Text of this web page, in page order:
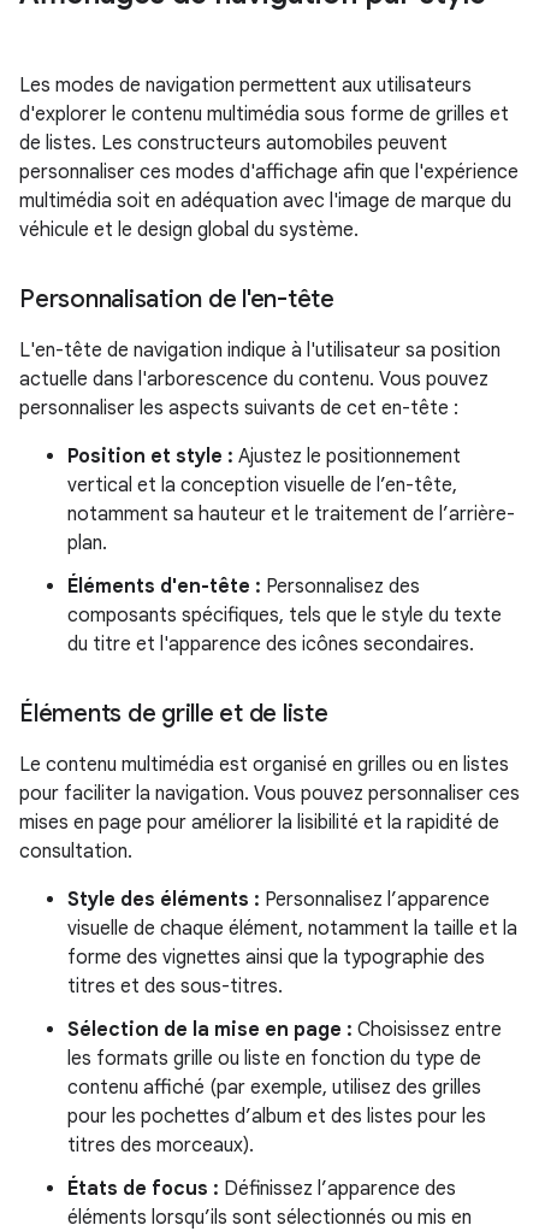
Les modes de navigation permettent aux utilisateurs
d'explorer le contenu multimédia sous forme de grilles et
de listes. Les constructeurs automobiles peuvent
personnaliser ces modes d'affichage afin que l'expérience
multimédia soit en adéquation avec l'image de marque du
véhicule et le design global du système.
Personnalisation de l'en-tête
L'en-tête de navigation indique à l'utilisateur sa position
actuelle dans l'arborescence du contenu. Vous pouvez
personnaliser les aspects suivants de cet en-tête :
Position et style : Ajustez le positionnement
vertical et la conception visuelle de l’en-tête,
notamment sa hauteur et le traitement de l’arrière-
plan.
Éléments d'en-tête : Personnalisez des
composants spécifiques, tels que le style du texte
du titre et l'apparence des icônes secondaires.
Éléments de grille et de liste
Le contenu multimédia est organisé en grilles ou en listes
pour faciliter la navigation. Vous pouvez personnaliser ces
mises en page pour améliorer la lisibilité et la rapidité de
consultation.
Style des éléments : Personnalisez l’apparence
visuelle de chaque élément, notamment la taille et la
forme des vignettes ainsi que la typographie des
titres et des sous-titres.
Sélection de la mise en page : Choisissez entre
les formats grille ou liste en fonction du type de
contenu affiché (par exemple, utilisez des grilles
pour les pochettes d’album et des listes pour les
titres des morceaux).
États de focus : Définissez l’apparence des
éléments lorsqu’ils sont sélectionnés ou mis en